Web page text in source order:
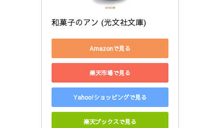
和菓子のアン (光文社文庫)
Amazonで見る
楽天市場で見る
Yahoo!ショッピングで見る
楽天ブックスで見る